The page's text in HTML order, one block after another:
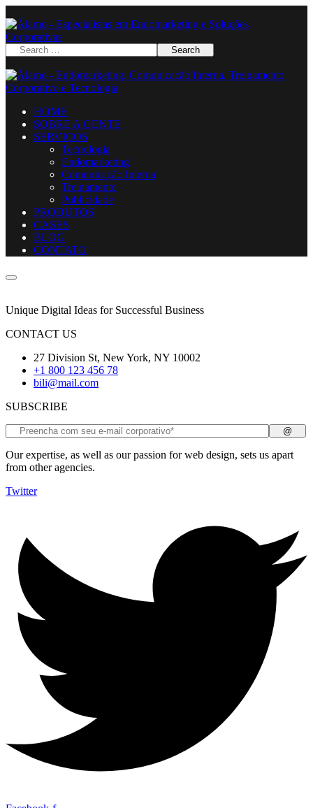
HOME
SOBRE A GENTE
SERVIÇOS
Tecnologia
Endomarketing
Comunicação Interna
Treinamento
Publicidade
PRODUTOS
CASES
BLOG
CONTATO
Unique Digital Ideas for Successful Business
CONTACT US
27 Division St, New York, NY 10002
+1 800 123 456 78
bili@mail.com
SUBSCRIBE
Our expertise, as well as our passion for web design, sets us apart
from other agencies.
Twitter